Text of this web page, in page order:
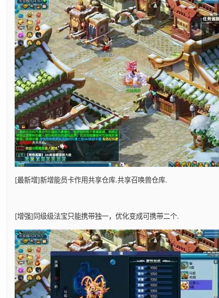
[最新增]新增能员卡作用共享仓库.共享召唤兽仓库.
[增强]同级级法宝只能携带独一，优化变成可携带二个.